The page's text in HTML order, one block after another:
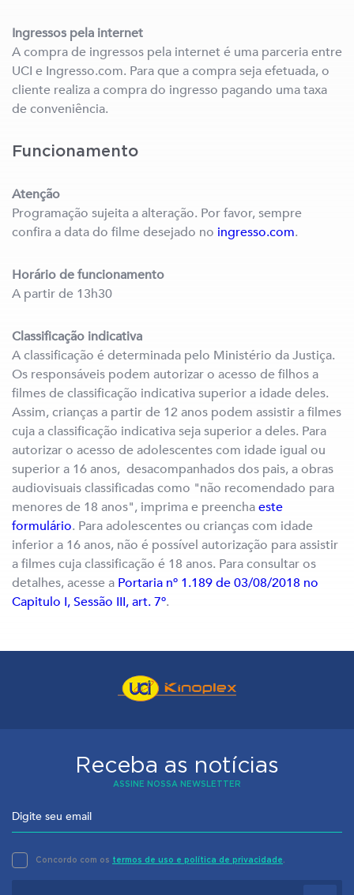
Ingressos pela internet
A compra de ingressos pela internet é uma parceria entre
UCI e Ingresso.com. Para que a compra seja efetuada, o
cliente realiza a compra do ingresso pagando uma taxa
de conveniência.
Funcionamento
Atenção
Programação sujeita a alteração. Por favor, sempre
confira a data do filme desejado no ingresso.com.
Horário de funcionamento
A partir de 13h30
Classificação indicativa
A classificação é determinada pelo Ministério da Justiça.
Os responsáveis podem autorizar o acesso de filhos a
filmes de classificação indicativa superior a idade deles.
Assim, crianças a partir de 12 anos podem assistir a filmes
cuja a classificação indicativa seja superior a deles. Para
autorizar o acesso de adolescentes com idade igual ou
superior a 16 anos, desacompanhados dos pais, a obras
audiovisuais classificadas como "não recomendado para
menores de 18 anos", imprima e preenchaeste
formulário. Para adolescentes ou crianças com idade
inferior a 16 anos, não é possível autorização para assistir
a filmes cuja classificação é 18 anos. Para consultar os
detalhes, acesse a Portaria nº 1.189 de 03/08/2018 no
Capitulo I, Sessão III, art. 7º.
Receba as notícias
ASSINE NOSSA NEWSLETTER
Concordo com os termos de uso e política de privacidade .